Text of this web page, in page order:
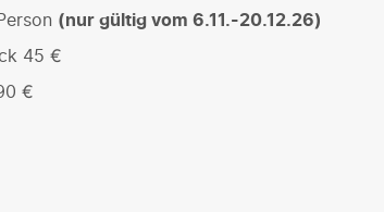
(nur gültig vom 6.11.-20.12.26)
45 €
€